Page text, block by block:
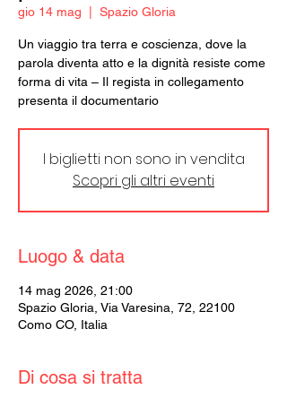
gio 14 mag Spazio Gloria
Un viaggio tra terra e coscienza, dove la
parola diventa atto e la dignità resiste come
forma di vita – Il regista in collegamento
presenta il documentario
I biglietti non sono in vendita
Scopri gli altri eventi
Luogo & data
14 mag 2026, 21:00
Spazio Gloria, Via Varesina, 72, 22100
Como CO, Italia
Di cosa si tratta